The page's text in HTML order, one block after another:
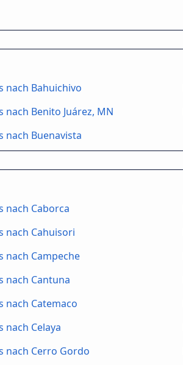
nach Bahuichivo
nach Benito Juárez, MN
nach Buenavista
nach Caborca
nach Cahuisori
nach Campeche
nach Cantuna
nach Catemaco
nach Celaya
nach Cerro Gordo